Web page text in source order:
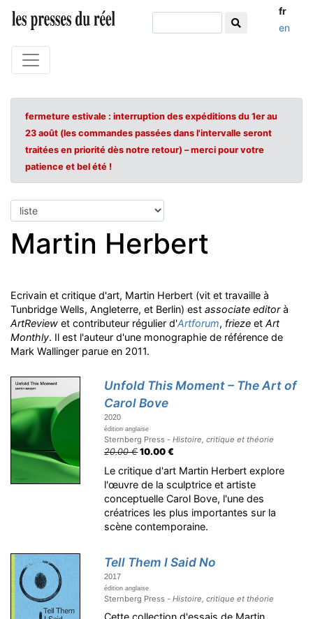
fr
en
fermeture estivale : interruption des expéditions du 1er au
23 août (les commandes passées dans l'intervalle seront
traitées en priorité dès notre retour) – merci pour votre
patience et bel été !
Martin Herbert
Ecrivain et critique d'art, Martin Herbert (vit et travaille à
Tunbridge Wells, Angleterre, et Berlin) est associate editorà
ArtReview et contributeur régulier d'Artforum, frieze et Art
Monthly. Il est l'auteur d'une monographie de référence de
Mark Wallinger parue en 2011.
Unfold This Moment – The Art of
Carol Bove
2020
édition anglaise
Sternberg Press -Histoire, critique et théorie
20.00 €10.00 €
Le critique d'art Martin Herbert explore
l'œuvre de la sculptrice et artiste
conceptuelle Carol Bove, l'une des
créatrices les plus importantes sur la
scène contemporaine.
Tell Them I Said No
2017
édition anglaise
Sternberg Press -Histoire, critique et théorie
Cette collection d'essais de Martin